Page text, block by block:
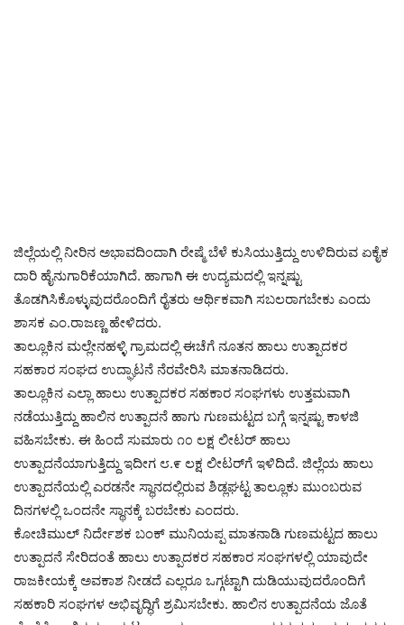
ಜಿಲ್ಲೆಯಲ್ಲಿ ನೀರಿನ ಅಭಾವದಿಂದಾಗಿ ರೇಷ್ಮೆ ಬೆಳೆ ಕುಸಿಯುತ್ತಿದ್ದು ಉಳಿದಿರುವ ಏಕೈಕ
ದಾರಿ ಹೈನುಗಾರಿಕೆಯಾಗಿದೆ. ಹಾಗಾಗಿ ಈ ಉದ್ಯಮದಲ್ಲಿ ಇನ್ನಷ್ಟು
ತೊಡಗಿಸಿಕೊಳ್ಳುವುದರೊಂದಿಗೆ ರೈತರು ಆರ್ಥಿಕವಾಗಿ ಸಬಲರಾಗಬೇಕು ಎಂದು
ಶಾಸಕ ಎಂ.ರಾಜಣ್ಣ ಹೇಳಿದರು.
ತಾಲ್ಲೂಕಿನ ಮಲ್ಲೇನಹಳ್ಳಿ ಗ್ರಾಮದಲ್ಲಿ ಈಚೆಗೆ ನೂತನ ಹಾಲು ಉತ್ಪಾದಕರ
ಸಹಕಾರ ಸಂಘದ ಉದ್ಘಾಟನೆ ನೆರವೇರಿಸಿ ಮಾತನಾಡಿದರು.
ತಾಲ್ಲೂಕಿನ ಎಲ್ಲಾ ಹಾಲು ಉತ್ಪಾದಕರ ಸಹಕಾರ ಸಂಘಗಳು ಉತ್ತಮವಾಗಿ
ನಡೆಯುತ್ತಿದ್ದು ಹಾಲಿನ ಉತ್ಪಾದನೆ ಹಾಗು ಗುಣಮಟ್ಟದ ಬಗ್ಗೆ ಇನ್ನಷ್ಟು ಕಾಳಜಿ
ವಹಿಸಬೇಕು. ಈ ಹಿಂದೆ ಸುಮಾರು ೧೦ ಲಕ್ಷ ಲೀಟರ್ ಹಾಲು
ಉತ್ಪಾದನೆಯಾಗುತ್ತಿದ್ದು ಇದೀಗ ೮.೯ ಲಕ್ಷ ಲೀಟರ್‌ಗೆ ಇಳಿದಿದೆ. ಜಿಲ್ಲೆಯ ಹಾಲು
ಉತ್ಪಾದನೆಯಲ್ಲಿ ಎರಡನೇ ಸ್ಥಾನದಲ್ಲಿರುವ ಶಿಡ್ಲಘಟ್ಟ ತಾಲ್ಲೂಕು ಮುಂಬರುವ
ದಿನಗಳಲ್ಲಿ ಒಂದನೇ ಸ್ಥಾನಕ್ಕೆ ಬರಬೇಕು ಎಂದರು.
ಕೋಚಿಮುಲ್ ನಿರ್ದೇಶಕ ಬಂಕ್ ಮುನಿಯಪ್ಪ ಮಾತನಾಡಿ ಗುಣಮಟ್ಟದ ಹಾಲು
ಉತ್ಪಾದನೆ ಸೇರಿದಂತೆ ಹಾಲು ಉತ್ಪಾದಕರ ಸಹಕಾರ ಸಂಘಗಳಲ್ಲಿ ಯಾವುದೇ
ರಾಜಕೀಯಕ್ಕೆ ಅವಕಾಶ ನೀಡದೆ ಎಲ್ಲರೂ ಒಗ್ಗಟ್ಟಾಗಿ ದುಡಿಯುವುದರೊಂದಿಗೆ
ಸಹಕಾರಿ ಸಂಘಗಳ ಅಭಿವೃದ್ಧಿಗೆ ಶ್ರಮಿಸಬೇಕು. ಹಾಲಿನ ಉತ್ಪಾದನೆಯ ಜೊತೆ